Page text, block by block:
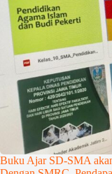
Buku Ajar SD-SMA